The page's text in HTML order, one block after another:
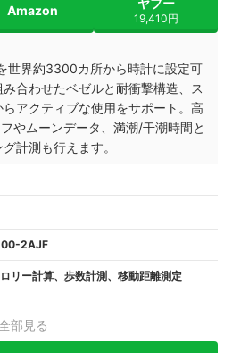
Amazon ヤフー
19,410円
世界約3300カ所から時計に設定可
合わせたベゼルと耐衝撃構造、ス
アクティブな使用をサポート。高
やムーンデータ、満潮/干潮時間と
計測も行えます。
2AJF
リー計算、歩数計測、移動距離測定
部見る